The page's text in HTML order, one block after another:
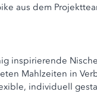
aus dem
inspirierende
Mahlzeiten in
individuell